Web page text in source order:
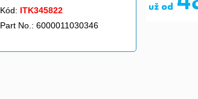
Kód: ITK345822
Part No.: 6000011030346